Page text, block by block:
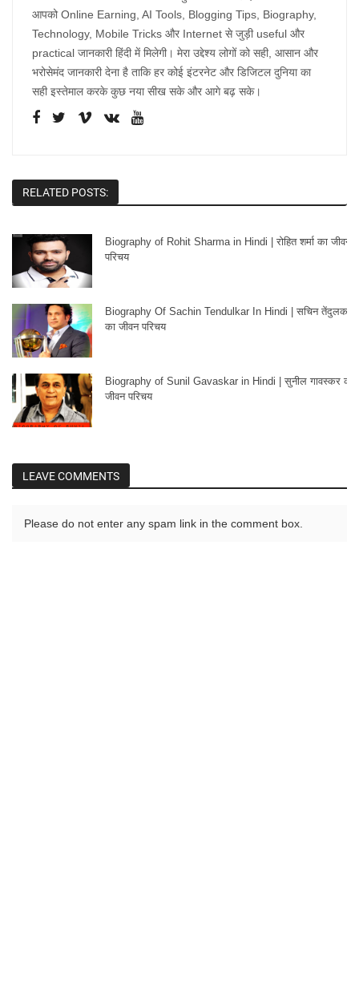
आपको Online Earning, AI Tools, Blogging Tips, Biography,
Technology, Mobile Tricks और Internet से जुड़ी useful और
practical जानकारी हिंदी में मिलेगी। मेरा उद्देश्य लोगों को सही, आसान और
भरोसेमंद जानकारी देना है ताकि हर कोई इंटरनेट और डिजिटल दुनिया का
सही इस्तेमाल करके कुछ नया सीख सके और आगे बढ़ सके।
RELATED POSTS:
Biography of Rohit Sharma in Hindi | रोहित शर्मा का जीवन
परिचय
Biography Of Sachin Tendulkar In Hindi | सचिन तेंदुलकर
का जीवन परिचय
Biography of Sunil Gavaskar in Hindi | सुनील गावस्कर का
जीवन परिचय
LEAVE COMMENTS
Please do not enter any spam link in the comment box.